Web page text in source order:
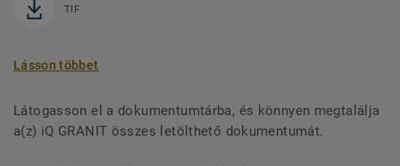
TIF
Lásson többet
Látogasson el a dokumentumtárba, és könnyen megtalálja
a(z) iQ GRANIT összes letölthető dokumentumát.